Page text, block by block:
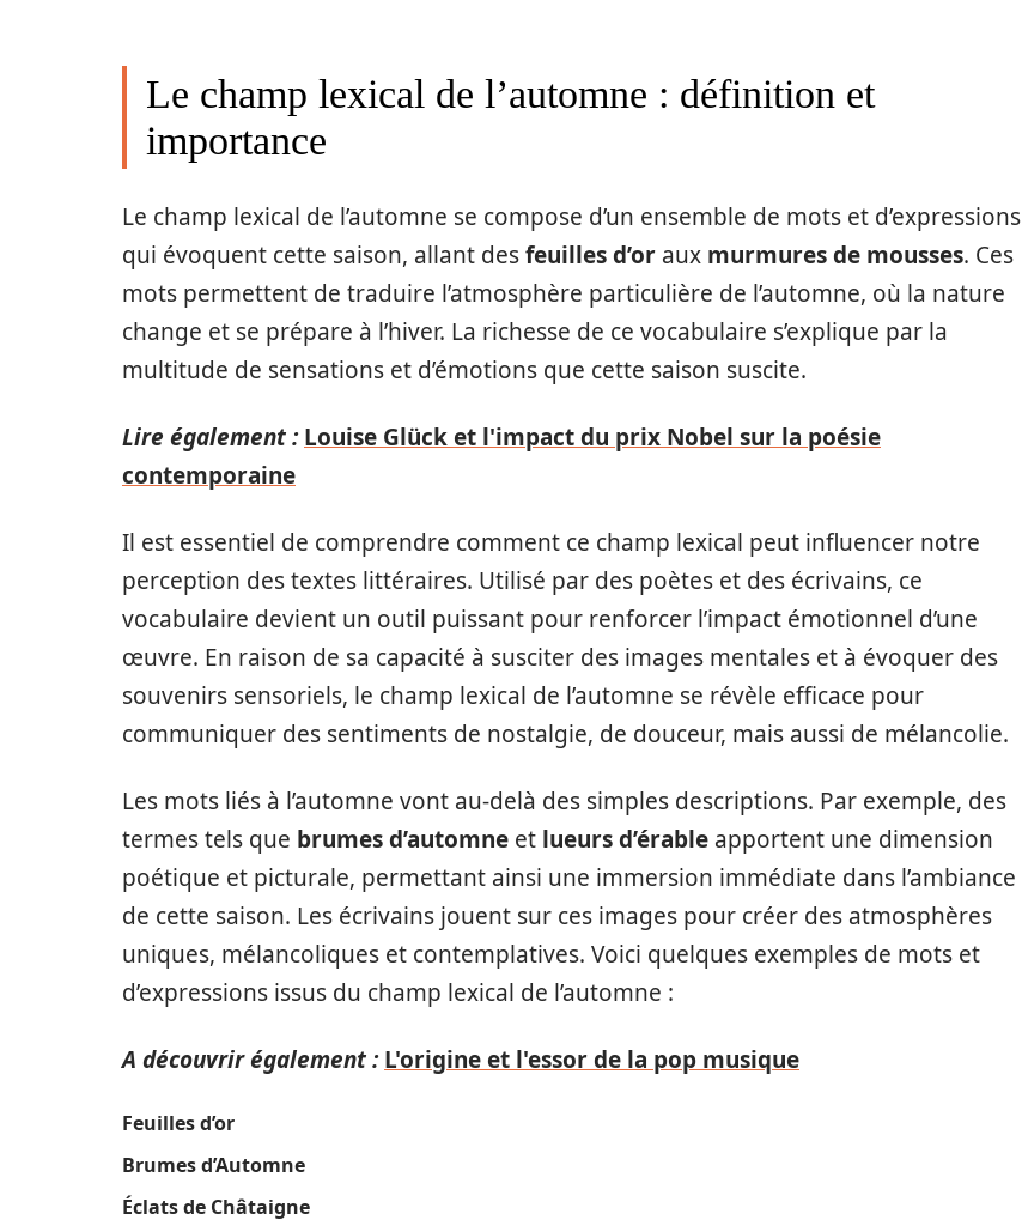
Le champ lexical de l’automne : définition et
importance
Le champ lexical de l’automne se compose d’un ensemble de mots et d’expressions
qui évoquent cette saison, allant desfeuilles d’or aux murmures de mousses. Ces
mots permettent de traduire l’atmosphère particulière de l’automne, où la nature
change et se prépare à l’hiver. La richesse de ce vocabulaire s’explique par la
multitude de sensations et d’émotions que cette saison suscite.
Lire également : Louise Glück et l'impact du prix Nobel sur la poésie
contemporaine
Il est essentiel de comprendre comment ce champ lexical peut influencer notre
perception des textes littéraires. Utilisé par des poètes et des écrivains, ce
vocabulaire devient un outil puissant pour renforcer l’impact émotionnel d’une
œuvre. En raison de sa capacité à susciter des images mentales et à évoquer des
souvenirs sensoriels, le champ lexical de l’automne se révèle efficace pour
communiquer des sentiments de nostalgie, de douceur, mais aussi de mélancolie.
Les mots liés à l’automne vont au-delà des simples descriptions. Par exemple, des
termes tels que brumes d’automne et lueurs d’érable apportent une dimension
poétique et picturale, permettant ainsi une immersion immédiate dans l’ambiance
de cette saison. Les écrivains jouent sur ces images pour créer des atmosphères
uniques, mélancoliques et contemplatives. Voici quelques exemples de mots et
d’expressions issus du champ lexical de l’automne :
A découvrir également : L'origine et l'essor de la pop musique
Feuilles d’or
Brumes d’Automne
Éclats de Châtaigne